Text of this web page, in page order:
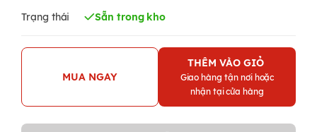
Trạng thái Sẵn trong kho
MUA NGAY
THÊM VÀO GIỎ
Giao hàng tận nơi hoặc
nhận tại cửa hàng